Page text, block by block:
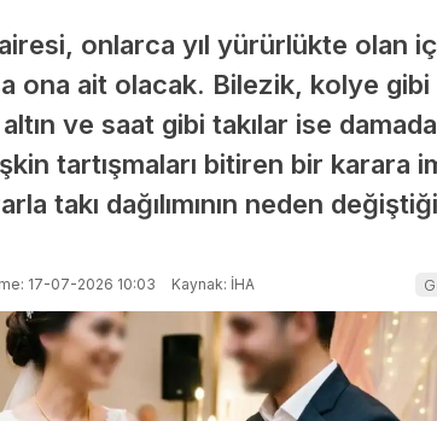
onlarca yıl yürürlükte olan
ona ait olacak. Bilezik, kolye
ve saat gibi takılar ise
tartışmaları bitiren bir
takı dağılımının neden
17-07-2026 10:03 Kaynak: İHA